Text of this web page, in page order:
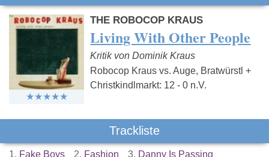
THE ROBOCOP KRAUS
Living With Other People
Kritik von Dominik Kraus
Robocop Kraus vs. Auge, Bratwürstl +
Christkindlmarkt: 12 - 0 n.V.
Trackliste
1. Fake Boys 2. Fashion 3. Danny Is Passing